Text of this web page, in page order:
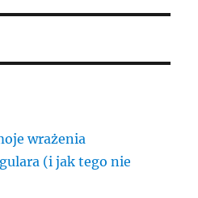
wrażenia
(i jak tego nie